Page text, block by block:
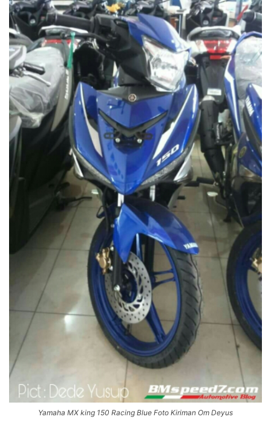
Yamaha MX king 150 Racing Blue Foto Kiriman Om Deyus